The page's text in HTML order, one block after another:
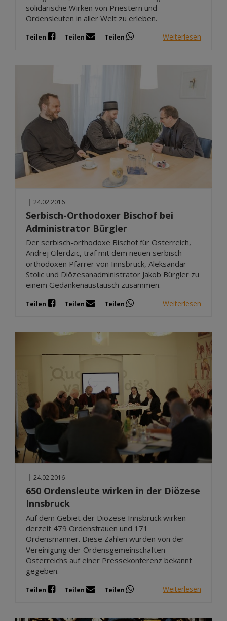
solidarische Wirken von Priestern und
Ordensleuten in aller Welt zu erleben.
Teilen Teilen Teilen Weiterlesen
| 24.02.2016
Serbisch-Orthodoxer Bischof bei
Administrator Bürgler
Der serbisch-orthodoxe Bischof für Österreich,
Andrej Cilerdzic, traf mit dem neuen serbisch-
orthodoxen Pfarrer von Innsbruck, Aleksandar
Stolic und Diözesanadministrator Jakob Bürgler zu
einem Gedankenaustausch zusammen.
Teilen Teilen Teilen Weiterlesen
| 24.02.2016
650 Ordensleute wirken in der Diözese
Innsbruck
Auf dem Gebiet der Diözese Innsbruck wirken
derzeit 479 Ordensfrauen und 171
Ordensmänner. Diese Zahlen wurden von der
Vereinigung der Ordensgemeinschaften
Österreichs auf einer Pressekonferenz bekannt
gegeben.
Teilen Teilen Teilen Weiterlesen